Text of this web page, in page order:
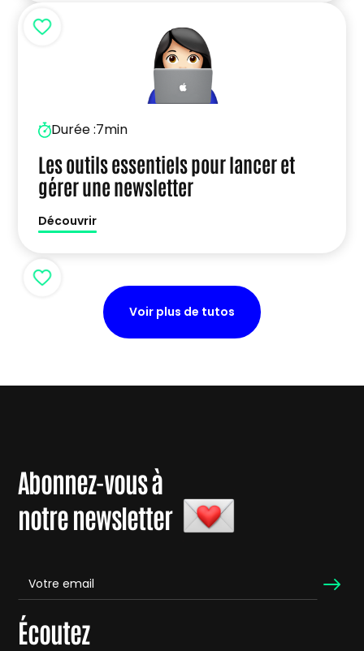
Durée :7min
Les outils essentiels pour lancer et
gérer une newsletter
Découvrir
Voir plus de tutos
Abonnez-vous à
notre newsletter
Écoutez